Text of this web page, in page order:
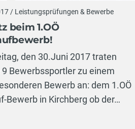
/ Leistungsprüfungen & Bewerbe
beim 1.OÖ
den 30.Juni 2017 traten
9 Bewerbssportler zu einem
Bewerb an: dem 1.OÖ
Bewerb in Kirchberg ob der…